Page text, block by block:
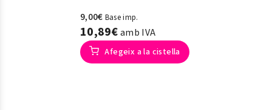
9,00€ Base imp.
10,89€amb IVA
Afegeix a la cistella